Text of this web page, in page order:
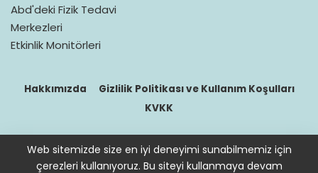
Abd'deki Fizik Tedavi
Merkezleri
Etkinlik Monitörleri
Hakkımızda
Gizlilik Politikası ve Kullanım Koşulları
KVKK
© 2016–2021 doktorfizik
Web sitemizde size en iyi deneyimi sunabilmemiz için
çerezleri kullanıyoruz. Bu siteyi kullanmaya devam